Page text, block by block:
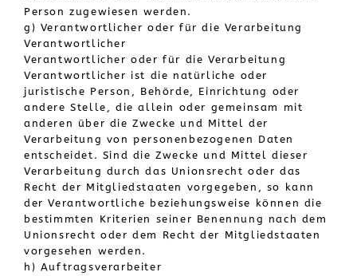
Person zugewiesen werden.
g) Verantwortlicher oder für die Verarbeitung
Verantwortlicher
Verantwortlicher oder für die Verarbeitung
Verantwortlicher ist die natürliche oder
juristische Person, Behörde, Einrichtung oder
andere Stelle, die allein oder gemeinsam mit
anderen über die Zwecke und Mittel der
Verarbeitung von personenbezogenen Daten
entscheidet. Sind die Zwecke und Mittel dieser
Verarbeitung durch das Unionsrecht oder das
Recht der Mitgliedstaaten vorgegeben, so kann
der Verantwortliche beziehungsweise können die
bestimmten Kriterien seiner Benennung nach dem
Unionsrecht oder dem Recht der Mitgliedstaaten
vorgesehen werden.
h) Auftragsverarbeiter